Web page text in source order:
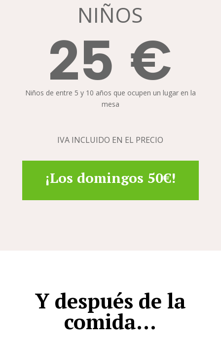
NIÑOS
25 €
Niños de entre 5 y 10 años que ocupen un lugar en la
mesa
IVA INCLUIDO EN EL PRECIO
¡Los domingos 50€!
Y después de la
comida…